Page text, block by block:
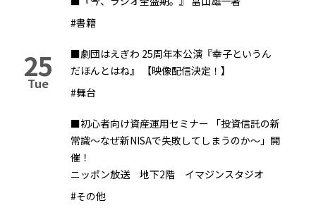
25
Tue
#書籍
■劇団はえぎわ 25周年本公演『幸子というん
だほんとはね』 【映像配信決定！】
#舞台
■初心者向け資産運用セミナー 「投資信託の新
常識～なぜ新NISAで失敗してしまうのか～」開
催！
ニッポン放送 地下2階 イマジンスタジオ
#その他